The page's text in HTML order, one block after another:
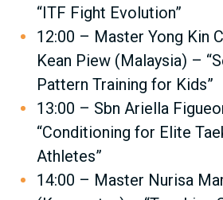
“ITF Fight Evolution”
12:00 – Master Yong Kin
Kean Piew (Malaysia) –
Pattern Training for Kids”
13:00 – Sbn Ariella
“Conditioning for Elite
Athletes”
14:00 – Master Nurisa